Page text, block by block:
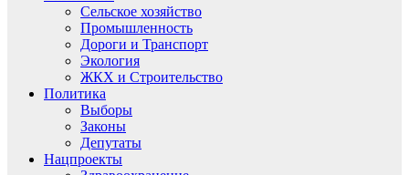
Сельское хозяйство
Промышленность
Дороги и Транспорт
Экология
ЖКХ и Строительство
Политика
Выборы
Законы
Депутаты
Нацпроекты